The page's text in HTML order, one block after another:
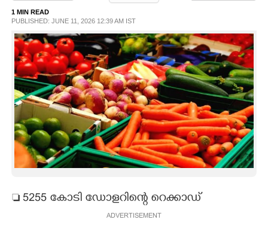
LIFESTYLE
SPIRITUAL
INFO+
ART
1 MIN READ
PUBLISHED: JUNE 11, 2026 12:39 AM IST
 5255 കോടി ഡോളറിന്റെ റെക്കാഡ്
ADVERTISEMENT